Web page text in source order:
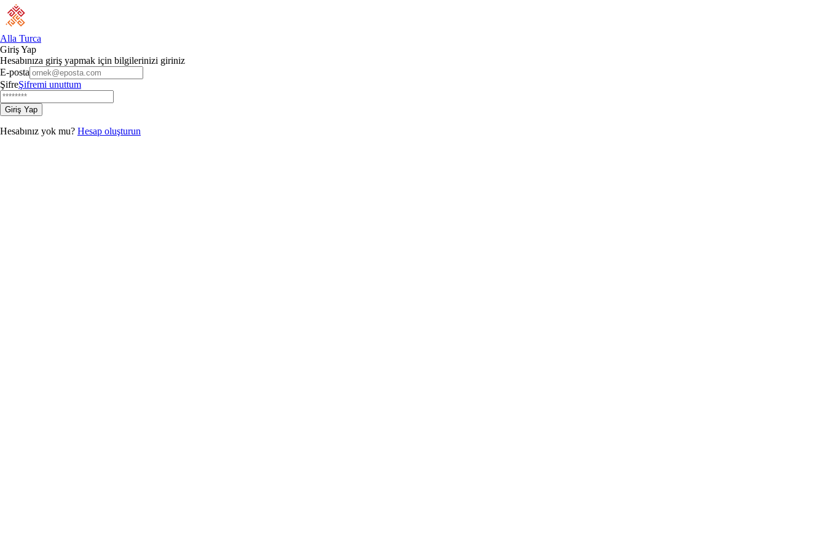
Alla Turca
Giriş Yap
Hesabınıza giriş yapmak için bilgilerinizi giriniz
E-posta
ŞifreŞifremi unuttum
Giriş Yap
Hesabınız yok mu? Hesap oluşturun